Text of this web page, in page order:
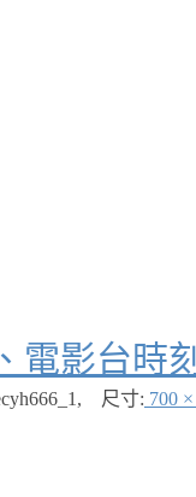
電影台時
, 尺寸: 700